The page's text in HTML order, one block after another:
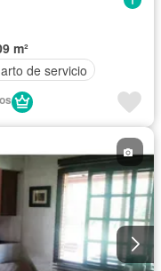
m²
de servicio